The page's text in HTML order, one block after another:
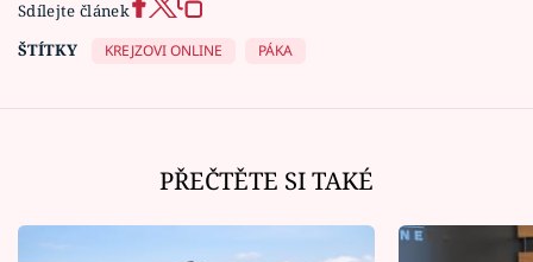
Sdílejte článek
ŠTÍTKY
KREJZOVI ONLINE PÁKA
PŘEČTĚTE SI TAKÉ